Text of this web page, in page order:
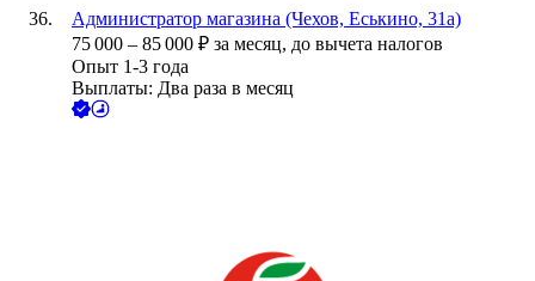
Администратор магазина (Чехов, Еськино, 31а)
75 000 – 85 000 ₽ за месяц, до вычета налогов
Опыт 1-3 года
Выплаты: Два раза в месяц